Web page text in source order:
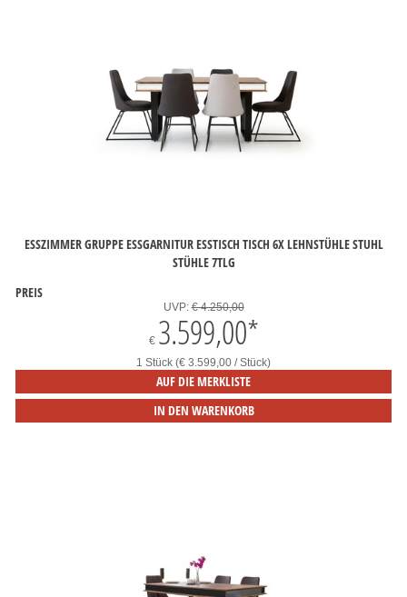
ESSZIMMER GRUPPE ESSGARNITUR ESSTISCH TISCH 6X LEHNSTÜHLE STUHL
STÜHLE 7TLG
PREIS
UVP:€ 4.250,00
€ 3.599,00*
1 Stück (€ 3.599,00 / Stück)
AUF DIE MERKLISTE
IN DEN WARENKORB